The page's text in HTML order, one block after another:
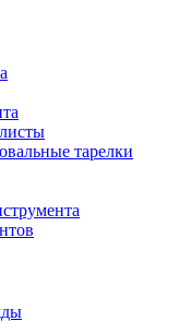
тарелки